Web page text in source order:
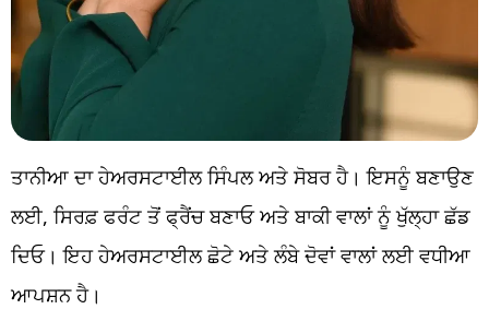
ਤਾਨੀਆ ਦਾ ਹੇਅਰਸਟਾਈਲ ਸਿੰਪਲ ਅਤੇ ਸੋਬਰ ਹੈ। ਇਸਨੂੰ ਬਣਾਉਣ
ਲਈ, ਸਿਰਫ਼ ਫਰੰਟ ਤੋਂ ਫ੍ਰੈਂਚ ਬਣਾਓ ਅਤੇ ਬਾਕੀ ਵਾਲਾਂ ਨੂੰ ਖੁੱਲ੍ਹਾ ਛੱਡ
ਦਿਓ। ਇਹ ਹੇਅਰਸਟਾਈਲ ਛੋਟੇ ਅਤੇ ਲੰਬੇ ਦੋਵਾਂ ਵਾਲਾਂ ਲਈ ਵਧੀਆ
ਆਪਸ਼ਨ ਹੈ।